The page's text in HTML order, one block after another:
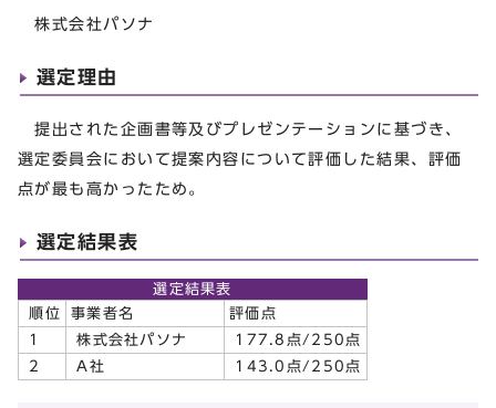
株式会社パソナ
選定理由
提出された企画書等及びプレゼンテーションに基づき、
選定委員会において提案内容について評価した結果、評価
点が最も高かったため。
選定結果表
選定結果表
順位
事業者名
評価点
1
株式会社パソナ
177.8点/250点
2
A社 143.0点/250点